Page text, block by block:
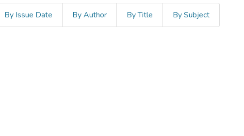
By Issue Date By Author By Title By Subject